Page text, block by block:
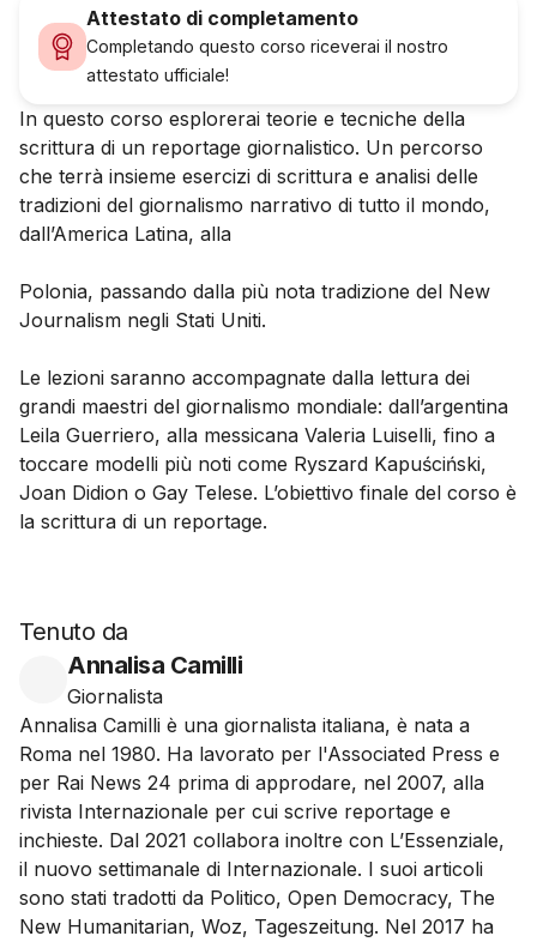
Attestato di completamento
Completando questo corso riceverai il nostro
attestato ufficiale!
In questo corso esplorerai teorie e tecniche della
scrittura di un reportage giornalistico. Un percorso
che terrà insieme esercizi di scrittura e analisi delle
tradizioni del giornalismo narrativo di tutto il mondo,
dall’America Latina, alla
Polonia, passando dalla più nota tradizione del New
Journalism negli Stati Uniti.
Le lezioni saranno accompagnate dalla lettura dei
grandi maestri del giornalismo mondiale: dall’argentina
Leila Guerriero, alla messicana Valeria Luiselli, fino a
toccare modelli più noti come Ryszard Kapuściński,
Joan Didion o Gay Telese. L’obiettivo finale del corso è
la scrittura di un reportage.
Tenuto da
Annalisa Camilli
Giornalista
Annalisa Camilli è una giornalista italiana, è nata a
Roma nel 1980. Ha lavorato per l'Associated Press e
per Rai News 24 prima di approdare, nel 2007, alla
rivista Internazionale per cui scrive reportage e
inchieste. Dal 2021 collabora inoltre con L’Essenziale,
il nuovo settimanale di Internazionale. I suoi articoli
sono stati tradotti da Politico, Open Democracy, The
New Humanitarian, Woz, Tageszeitung. Nel 2017 ha